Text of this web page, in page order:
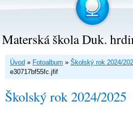
Materská škola Duk.
Úvod » Fotoalbum » Školský rok 2024/
e30717bf55fc.jfif
Školský rok 2024/2025